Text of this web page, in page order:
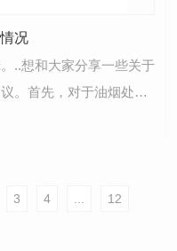
况
..想和大家分享一些关于
。首先，对于油烟处
。要..油烟机的抽…
3 4 ...
12